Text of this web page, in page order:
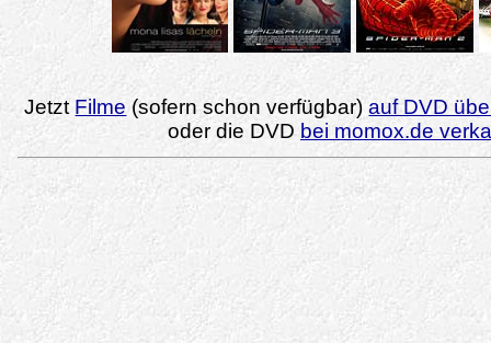
Jetzt Filme (sofern schon verfügbar)auf DVD
oder die DVD bei momox.de